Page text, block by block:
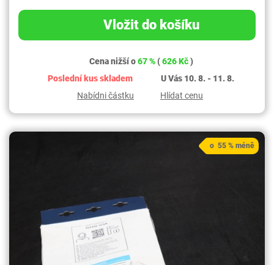
Vložit do košíku
Cena nižší o67 %(626 Kč)
Poslední kus skladem
U Vás 10. 8. - 11. 8.
Nabídni částku
Hlídat cenu
o 55 % méně